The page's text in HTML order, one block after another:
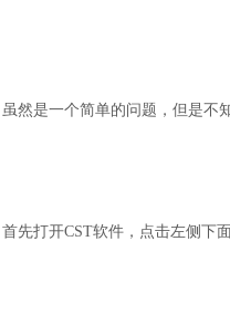
虽然是一个简单的问题，但是不
首先打开CST软件，点击左侧下